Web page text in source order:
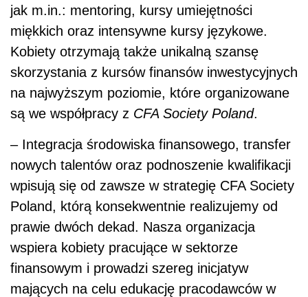
jak m.in.: mentoring, kursy umiejętności
miękkich oraz intensywne kursy językowe.
Kobiety otrzymają także unikalną szansę
skorzystania z kursów finansów inwestycyjnych
na najwyższym poziomie, które organizowane
są we współpracy z CFA Society Poland.
– Integracja środowiska finansowego, transfer
nowych talentów oraz podnoszenie kwalifikacji
wpisują się od zawsze w strategię CFA Society
Poland, którą konsekwentnie realizujemy od
prawie dwóch dekad. Nasza organizacja
wspiera kobiety pracujące w sektorze
finansowym i prowadzi szereg inicjatyw
mających na celu edukację pracodawców w